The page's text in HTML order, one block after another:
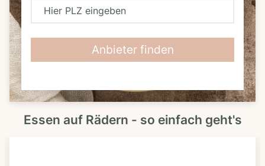
H
L
Z
Anbieter finden
Essen auf Rädern - so einfach geht's